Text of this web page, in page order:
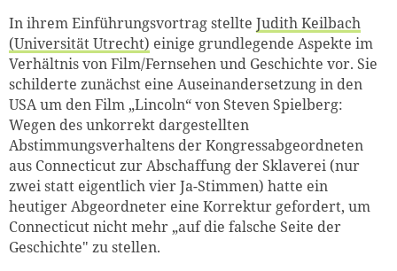
In ihrem Einführungsvortrag stellte Judith Keilbach
(Universität Utrecht) einige grundlegende Aspekte im
Verhältnis von Film/Fernsehen und Geschichte vor. Sie
schilderte zunächst eine Auseinandersetzung in den
USA um den Film „Lincoln“ von Steven Spielberg:
Wegen des unkorrekt dargestellten
Abstimmungsverhaltens der Kongressabgeordneten
aus Connecticut zur Abschaffung der Sklaverei (nur
zwei statt eigentlich vier Ja-Stimmen) hatte ein
heutiger Abgeordneter eine Korrektur gefordert, um
Connecticut nicht mehr „auf die falsche Seite der
Geschichte" zu stellen.